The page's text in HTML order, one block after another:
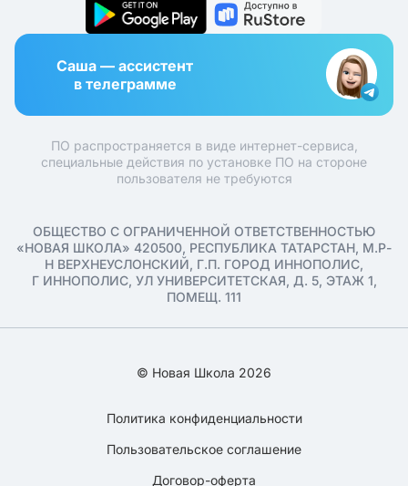
Саша — ассистент
в телеграмме
ПО распространяется в виде интернет-сервиса,
специальные действия по установке ПО на стороне
пользователя не требуются
ОБЩЕСТВО С ОГРАНИЧЕННОЙ ОТВЕТСТВЕННОСТЬЮ
«НОВАЯ ШКОЛА» 420500, РЕСПУБЛИКА ТАТАРСТАН, М.Р-
Н ВЕРХНЕУСЛОНСКИЙ, Г.П. ГОРОД ИННОПОЛИС,
Г ИННОПОЛИС, УЛ УНИВЕРСИТЕТСКАЯ, Д. 5, ЭТАЖ 1,
ПОМЕЩ. 111
© Новая Школа 2026
Политика конфиденциальности
Пользовательское соглашение
Договор-оферта